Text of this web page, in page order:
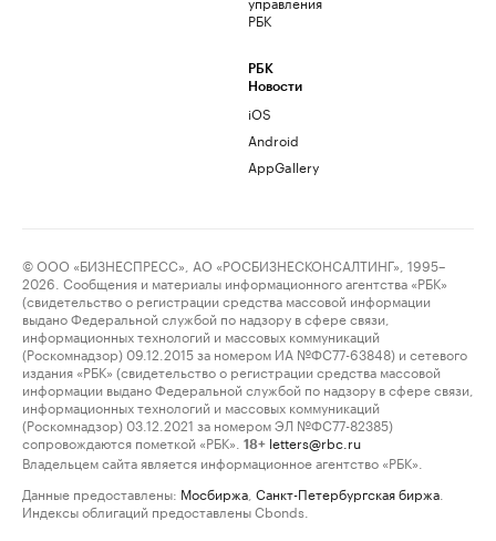
РБК
РБК
Новости
iOS
Android
AppGallery
© ООО «БИЗНЕСПРЕСС», АО «РОСБИЗНЕСКОНСАЛТИНГ», 1995–
2026. Сообщения и материалы информационного агентства «РБК»
(свидетельство о регистрации средства массовой информации
выдано Федеральной службой по надзору в сфере связи,
информационных технологий и массовых коммуникаций
(Роскомнадзор) 09.12.2015 за номером ИА №ФС77-63848) и сетевого
издания «РБК» (свидетельство о регистрации средства массовой
информации выдано Федеральной службой по надзору в сфере связи,
информационных технологий и массовых коммуникаций
(Роскомнадзор) 03.12.2021 за номером ЭЛ №ФС77-82385)
сопровождаются пометкой «РБК».
18+ letters@rbc.ru
Владельцем сайта является информационное агентство «РБК».
Данные предоставлены: Мосбиржа Санкт-Петербургская биржа
Индексы облигаций предоставлены Cbonds.